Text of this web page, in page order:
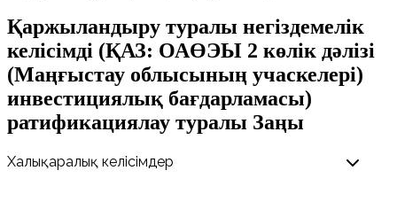
Қаржыландыру туралы негіздемелік
келісімді (ҚАЗ: ОАӨЭЫ 2 көлік дәлізі
(Маңғыстау облысының учаскелері)
инвестициялық бағдарламасы)
ратификациялау туралы Заңы